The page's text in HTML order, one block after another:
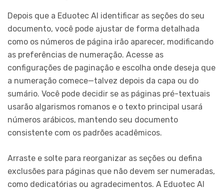
Depois que a Eduotec AI identificar as seções do seu
documento, você pode ajustar de forma detalhada
como os números de página irão aparecer, modificando
as preferências de numeração. Acesse as
configurações de paginação e escolha onde deseja que
a numeração comece—talvez depois da capa ou do
sumário. Você pode decidir se as páginas pré-textuais
usarão algarismos romanos e o texto principal usará
números arábicos, mantendo seu documento
consistente com os padrões acadêmicos.
Arraste e solte para reorganizar as seções ou defina
exclusões para páginas que não devem ser numeradas,
como dedicatórias ou agradecimentos. A Eduotec AI